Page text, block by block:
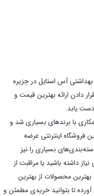
بهداشتی آس استایل در جزیره
دادن ارائه بهترین قیمت و
یابد.
با برندهای بسیاری شد و
بیش از 500 برند در این فروشگاه اینترنتی عرضه
بسیاری را نیز
داشته باشید یا مراقبت از
محصولات از بهترین
تا بتوانید خریدی مطمئن و